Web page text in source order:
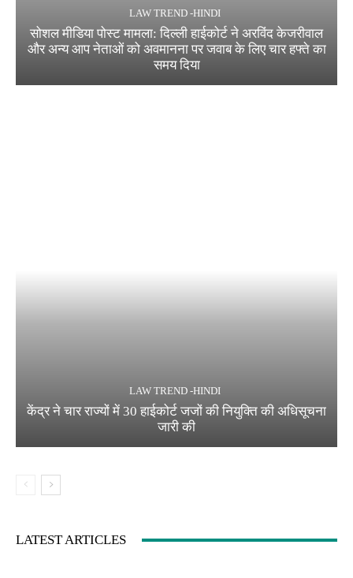
LAW TREND -HINDI
सोशल मीडिया पोस्ट मामला: दिल्ली हाईकोर्ट ने अरविंद केजरीवाल
और अन्य आप नेताओं को अवमानना पर जवाब के लिए चार हफ्ते का
समय दिया
LAW TREND -HINDI
केंद्र ने चार राज्यों में 30 हाईकोर्ट जजों की नियुक्ति की अधिसूचना
जारी की
LATEST ARTICLES